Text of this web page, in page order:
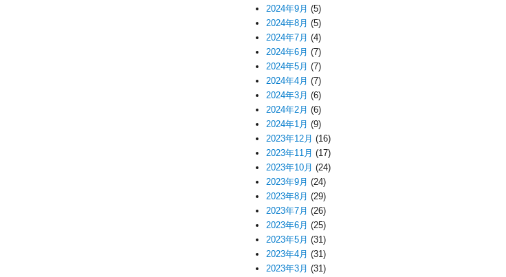
2024年9月 (5)
2024年8月 (5)
2024年7月 (4)
2024年6月 (7)
2024年5月 (7)
2024年4月 (7)
2024年3月 (6)
2024年2月 (6)
2024年1月 (9)
2023年12月 (16)
2023年11月 (17)
2023年10月 (24)
2023年9月 (24)
2023年8月 (29)
2023年7月 (26)
2023年6月 (25)
2023年5月 (31)
2023年4月 (31)
2023年3月 (31)